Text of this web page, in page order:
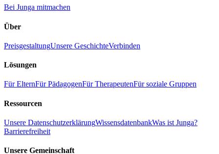
Bei Junga mitmachen
Über
PreisgestaltungUnsere GeschichteVerbinden
Lösungen
Für ElternFür PädagogenFür TherapeutenFür soziale Gruppen
Ressourcen
Unsere DatenschutzerklärungWissensdatenbankWas ist Junga?
Barrierefreiheit
Unsere Gemeinschaft